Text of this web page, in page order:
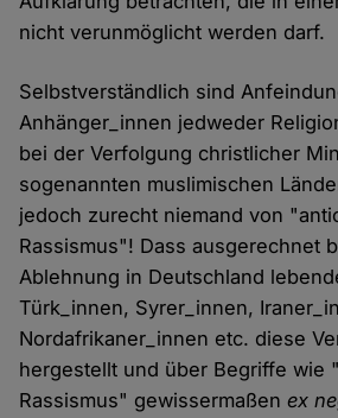
nicht verunmöglicht werden darf.
Selbstverständlich sind
Anhänger_innen jedweder
bei der Verfolgung christlicher
sogenannten muslimischen
jedoch zurecht niemand von
Rassismus"! Dass ausgerechnet
Ablehnung in Deutschland
Türk_innen, Syrer_innen,
Nordafrikaner_innen etc. diese
hergestellt und über Begriffe wie
Rassismus" gewissermaßenex